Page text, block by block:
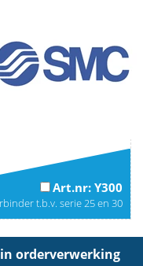
orderverwerking
Art.nr: Y300
t.b.v. serie 25 en 30